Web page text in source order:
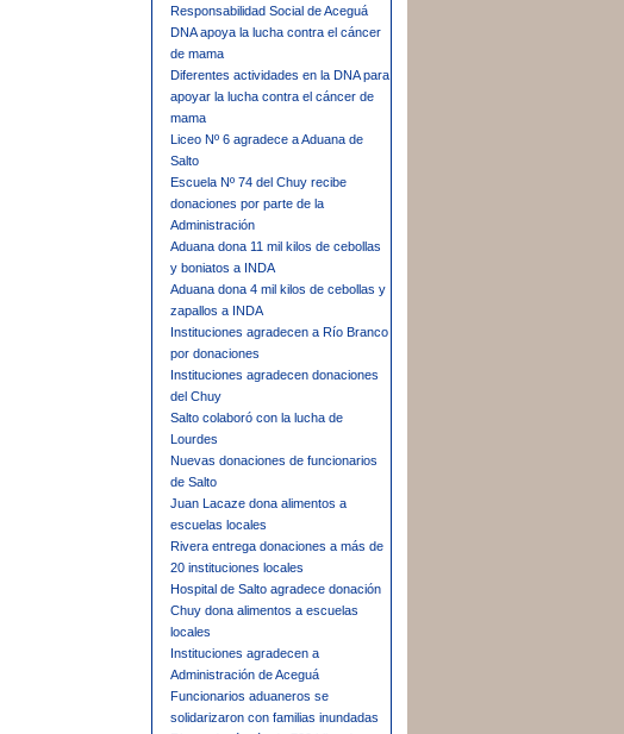
Responsabilidad Social de Aceguá
DNA apoya la lucha contra el cáncer
de mama
Diferentes actividades en la DNA para
apoyar la lucha contra el cáncer de
mama
Liceo Nº 6 agradece a Aduana de
Salto
Escuela Nº 74 del Chuy recibe
donaciones por parte de la
Administración
Aduana dona 11 mil kilos de cebollas
y boniatos a INDA
Aduana dona 4 mil kilos de cebollas y
zapallos a INDA
Instituciones agradecen a Río Branco
por donaciones
Instituciones agradecen donaciones
del Chuy
Salto colaboró con la lucha de
Lourdes
Nuevas donaciones de funcionarios
de Salto
Juan Lacaze dona alimentos a
escuelas locales
Rivera entrega donaciones a más de
20 instituciones locales
Hospital de Salto agradece donación
Chuy dona alimentos a escuelas
locales
Instituciones agradecen a
Administración de Aceguá
Funcionarios aduaneros se
solidarizaron con familias inundadas